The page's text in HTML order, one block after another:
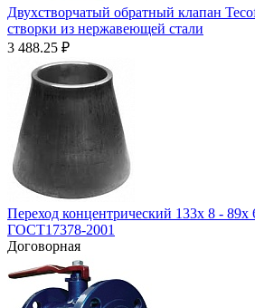
Двухстворчатый обратный клапан
створки из нержавеющей стали
3 488.25 ₽
Переход концентрический 133х 8 - 89х
ГОСТ17378-2001
Договорная